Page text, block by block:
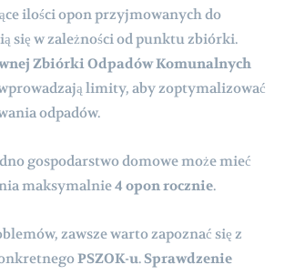
ilości opon przyjmowanych do
się w zależności od punktu zbiórki.
Zbiórki Odpadów Komunalnych
limity, aby zoptymalizować
odpadów.
gospodarstwo domowe może mieć
maksymalnie4 opon rocznie.
zawsze warto zapoznać się z
PSZOK-u.Sprawdzenie